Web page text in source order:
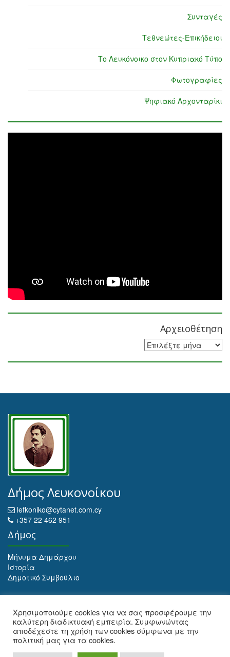
Συνταγές
Τεθνεώτες-Επικήδειοι
Το Λευκόνοικο στον Κυπριακό Τύπο
Φωτογραφίες
Ψηφιακό Αρχονταρίκι
Αρχειοθέτηση
Αρχειοθέτηση
Δήμος Λευκονοίκου
lefkoniko@cytanet.com.cy
+357 22 462 951
Δήμος
Μήνυμα Δημάρχου
Ιστορία
Δημοτικό Συμβούλιο
Αρχειοθέτηση
Χρησιμοποιούμε cookies για να σας προσφέρουμε την
καλύτερη διαδικτυακή εμπειρία. Συμφωνώντας
αποδέχεστε τη χρήση των cookies σύμφωνα με την
πολιτική μας για τα cookies.